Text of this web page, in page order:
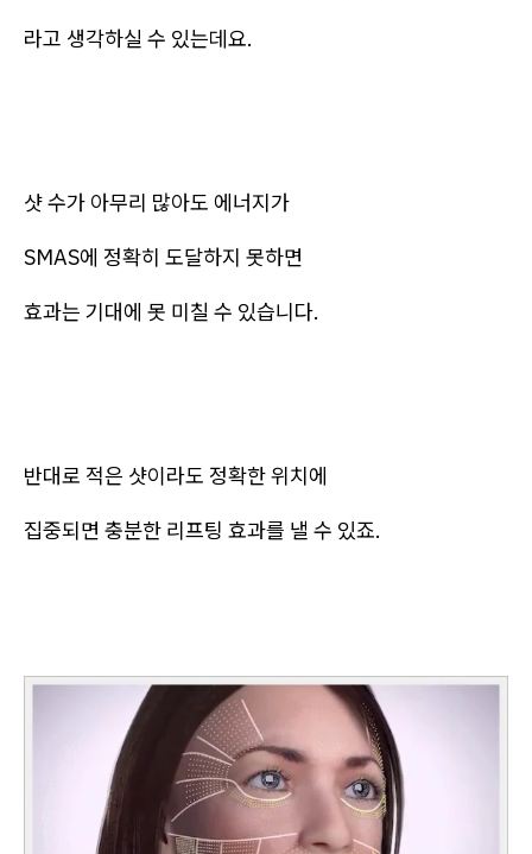
라고 생각하실 수 있는데요.
샷 수가 아무리 많아도 에너지가
SMAS에 정확히 도달하지 못하면
효과는 기대에 못 미칠 수 있습니다.
반대로 적은 샷이라도 정확한 위치에
집중되면 충분한 리프팅 효과를 낼 수 있죠.